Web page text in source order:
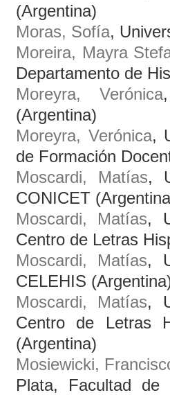
(Argentina)
Moras, Sofía,
Moreira, Mayra
Departamento de
Moreyra, Verónica
(Argentina)
Moreyra, Verónica,
de Formación
Moscardi, Matías,
CONICET
Moscardi, Matías,
Centro de Letras
Moscardi, Matías,
CELEHIS
Moscardi, Matías,
Centro de Letras
(Argentina)
Mosiewicki,
Plata, Facultad de